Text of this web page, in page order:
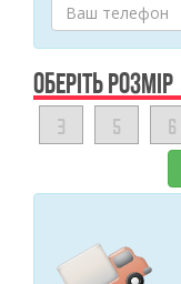
ОБЕРІТЬ РОЗМІР
3 5 6